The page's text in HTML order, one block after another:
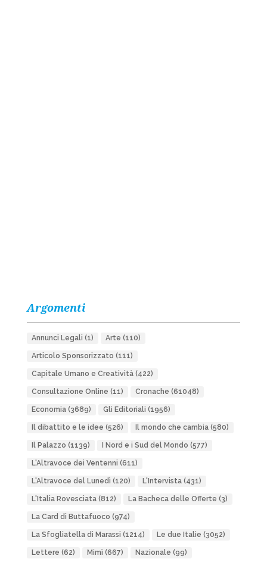
Argomenti
Annunci Legali (1) Arte (110)
Articolo Sponsorizzato (111)
Capitale Umano e Creatività(422)
Consultazione Online (11) Cronache (61048)
Economia(3689) Gli Editoriali (1956)
Il dibattito e le idee (526) Il mondo che cambia(580)
Il Palazzo (1139) I Nord e i Sud del Mondo (577)
L'Altravoce dei Ventenni (611)
L'Altravoce del Lunedì (120) L'Intervista(431)
L'Italia Rovesciata(812) La Bacheca delle Offerte (3)
La Card di Buttafuoco (974)
La Sfogliatella di Marassi (1214) Le due Italie (3052)
Lettere (62) Mimì (667) Nazionale (99)